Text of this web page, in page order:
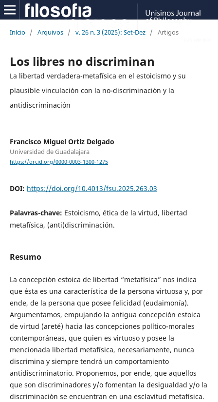
Início / Arquivos / v. 26 n. 3 (2025): Set-Dez / Artigos
Los libres no discriminan
La libertad verdadera-metafísica en el estoicismo y su
plausible vinculación con la no-discriminación y la
antidiscriminación
Francisco Miguel Ortiz Delgado
Universidad de Guadalajara
https://orcid.org/0000-0003-1300-1275
DOI: https://doi.org/10.4013/fsu.2025.263.03
Palavras-chave: Estoicismo, ética de la virtud, libertad
metafísica, (anti)discriminación.
Resumo
La concepción estoica de libertad “metafísica” nos indica
que ésta es una característica de la persona virtuosa y, por
ende, de la persona que posee felicidad (eudaimonía).
Argumentamos, empujando la antigua concepción estoica
de virtud (areté) hacia las concepciones político-morales
contemporáneas, que quien es virtuoso y posee la
mencionada libertad metafísica, necesariamente, nunca
discrimina y siempre tendrá un comportamiento
antidiscriminatorio. Proponemos, por ende, que aquellos
que son discriminadores y/o fomentan la desigualdad y/o la
discriminación se encuentran en una esclavitud metafísica.